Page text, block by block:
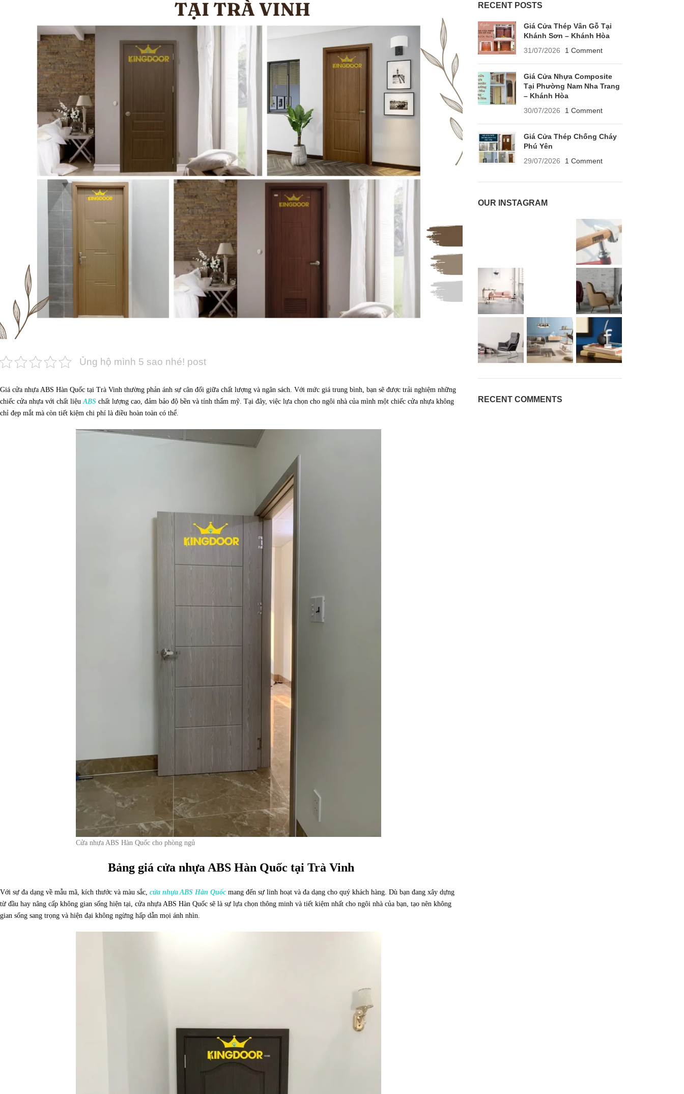
Ủng hộ mình 5 sao nhé! post
Giá cửa nhựa ABS Hàn Quốc tại Trà Vinh thường phản ánh sự cân đối giữa chất lượng và ngân sách. Với mức giá trung bình, bạn sẽ được trải nghiệm những
chiếc cửa nhựa với chất liệuABS chất lượng cao, đảm bảo độ bền và tính thẩm mỹ. Tại đây, việc lựa chọn cho ngôi nhà của mình một chiếc cửa nhựa không
chỉ đẹp mắt mà còn tiết kiệm chi phí là điều hoàn toàn có thể.
Cửa nhựa ABS Hàn Quốc cho phòng ngủ
Bảng giá cửa nhựa ABS Hàn Quốc tại Trà Vinh
Với sự đa dạng về mẫu mã, kích thước và màu sắc, cửa nhựa ABS Hàn Quốc mang đến sự linh hoạt và đa dạng cho quý khách hàng. Dù bạn đang xây dựng
từ đầu hay nâng cấp không gian sống hiện tại, cửa nhựa ABS Hàn Quốc sẽ là sự lựa chọn thông minh và tiết kiệm nhất cho ngôi nhà của bạn, tạo nên không
gian sống sang trọng và hiện đại không ngừng hấp dẫn mọi ánh nhìn.
RECENT POSTS
Giá Cửa Thép Vân Gỗ Tại
Khánh Sơn – Khánh Hòa
31/07/2026
1 Comment
Giá Cửa Nhựa Composite
Tại Phường Nam Nha Trang
– Khánh Hòa
30/07/2026
1 Comment
Giá Cửa Thép Chống Cháy
Phú Yên
29/07/2026
1 Comment
OUR INSTAGRAM
RECENT COMMENTS